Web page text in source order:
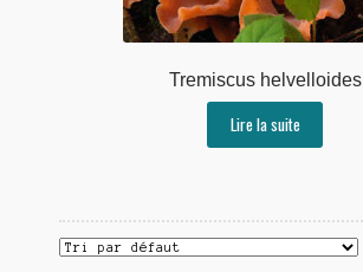
Tremiscus helvelloides
Lire la suite